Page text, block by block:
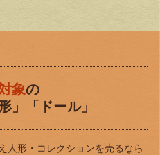
象の
」「ドール」
人形・コレクションを売るなら